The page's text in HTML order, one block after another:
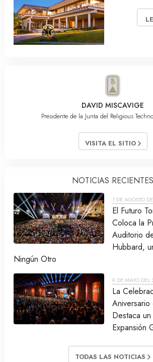
DAVID MISCAVIGE
Presidente de la Junta del Religious
VISITA EL SITIO
NOTICIAS RECIENTES
1 DE AGOSTO
El Futuro
Coloca la
Auditorio
Hubbard,
Ningún Otro
9 DE MAYO DEL
La
Destaca
Expansión
TODAS LAS NOTICIAS